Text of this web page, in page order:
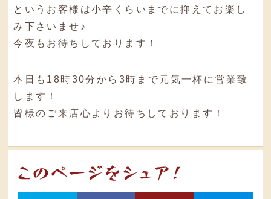
というお客様は小辛くらいまでに抑えてお楽し
み下さいませ♪
今夜もお待ちしております！
本日も18時30分から3時まで元気一杯に営業致
します！
皆様のご来店心よりお待ちしております！